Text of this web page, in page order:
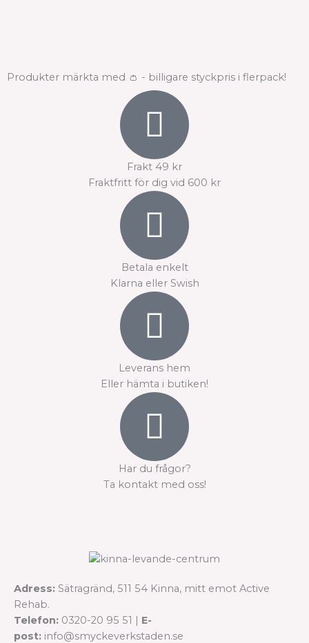
Produkter märkta med 👛 - billigare styckpris i flerpack!
Frakt 49 kr
Fraktfritt för dig vid 600 kr
Betala enkelt
Klarna eller Swish
Leverans hem
Eller hämta i butiken!
Har du frågor?
Ta kontakt med oss!
Adress: Sätragränd, 511 54 Kinna, mitt emot Active
Rehab.
Telefon: 0320-20 95 51 | E-
post: info@smyckeverkstaden.se